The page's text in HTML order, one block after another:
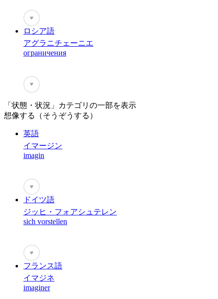
♥
ロシア語
アグラニチェーニエ
ограничения
♥
「状態・状況」カテゴリの一部を表示
想像する（そうぞうする）
英語
イマージン
imagin
♥
ドイツ語
ジッヒ・フォアシュテレン
sich vorstellen
♥
フランス語
イマジネ
imaginer